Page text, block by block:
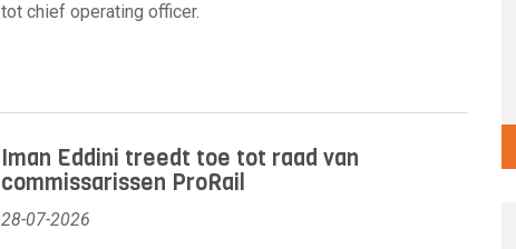
tot chief operating officer.
Iman Eddini treedt toe tot raad van
commissarissen ProRail
28-07-2026